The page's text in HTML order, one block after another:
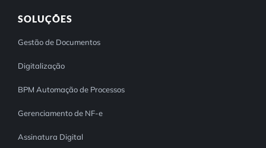
SOLUÇÕES
Gestão de Documentos
Digitalização
BPM Automação de Processos
Gerenciamento de NF-e
Assinatura Digital